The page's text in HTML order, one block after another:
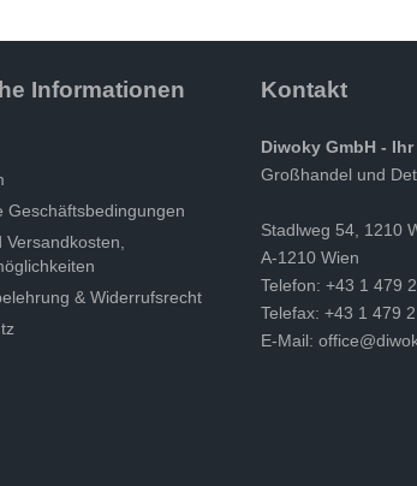
Informationen
Geschäftsbedingungen
& Widerrufsrecht
Kontakt
Diwoky GmbH -
Großhandel und
Stadlweg 54, 1210
A-1210 Wien
Telefon: +43 1 479
Telefax: +43 1 479
E-Mail: